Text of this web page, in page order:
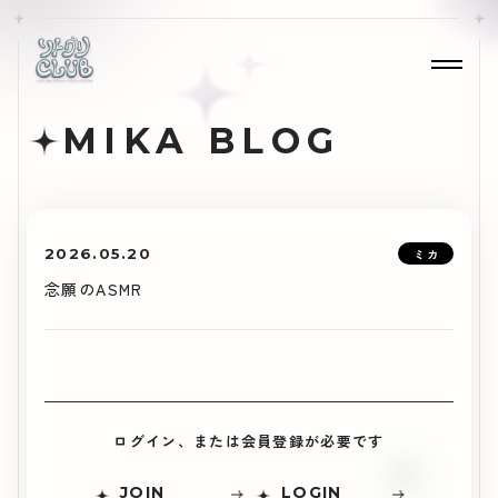
MIKA BLOG
2026.05.20 ミカ
念願のASMR
ログイン、または会員登録が必要です
JOIN LOGIN